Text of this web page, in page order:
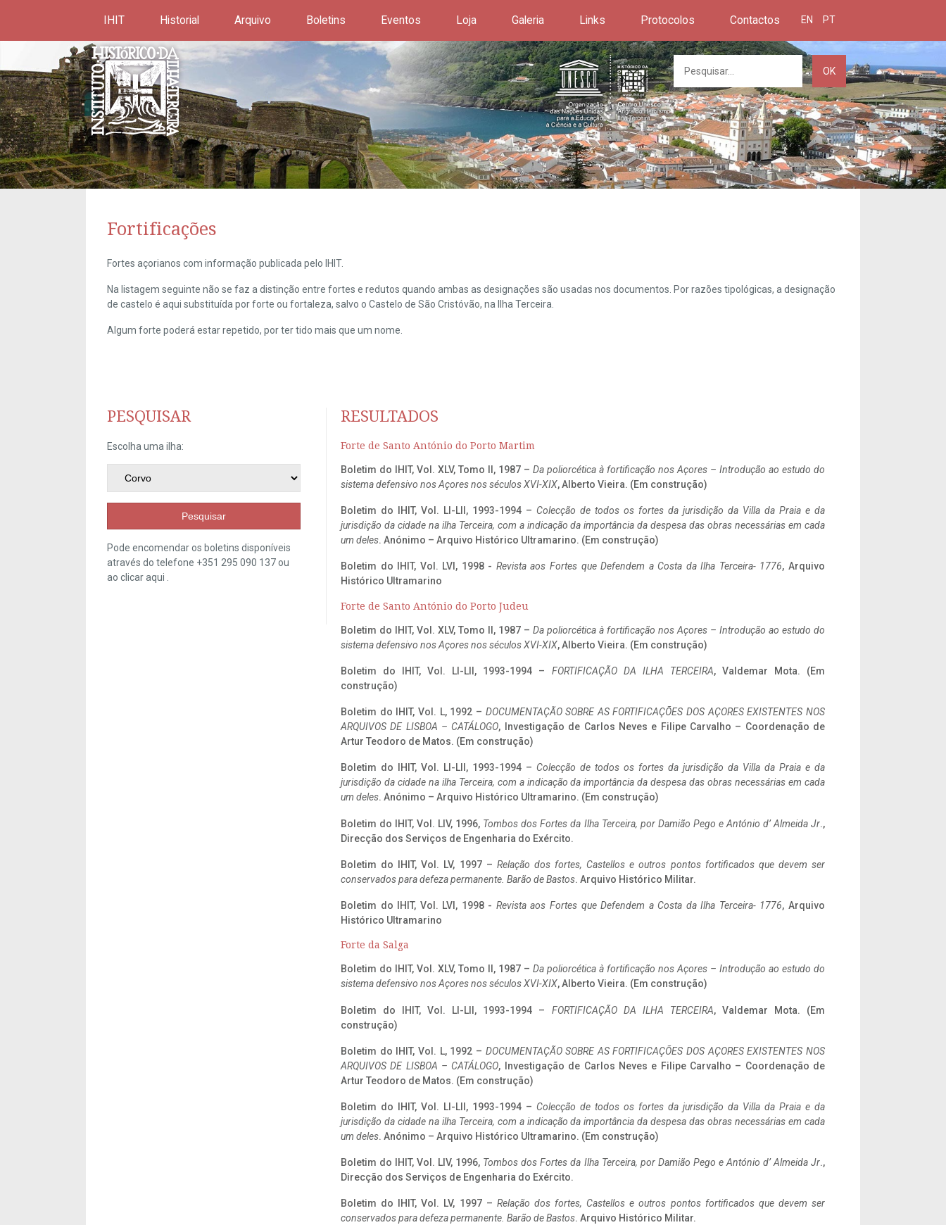
IHIT Historial Arquivo Boletins Eventos Loja Galeria Links Protocolos Contactos EN PT
OK
Fortificações
Fortes açorianos com informação publicada pelo IHIT.
Na listagem seguinte não se faz a distinção entre fortes e redutos quando ambas as designações são usadas nos documentos. Por razões tipológicas, a designação
de castelo é aqui substituída por forte ou fortaleza, salvo o Castelo de São Cristóvão, na Ilha Terceira.
Algum forte poderá estar repetido, por ter tido mais que um nome.
PESQUISAR
Escolha uma ilha:
Pesquisar
Pode encomendar os boletins disponíveis
através do telefone +351 295 090 137 ou
ao clicaraqui
RESULTADOS
Forte de Santo António do Porto Martim
Boletim do IHIT, Vol. XLV, Tomo II, 1987 – Da poliorcética à fortificação nos Açores – Introdução ao estudo do
sistema defensivo nos Açores nos séculos XVI-XIX, Alberto Vieira. (Em construção)
Boletim do IHIT, Vol. LI-LII, 1993-1994 – Colecção de todos os fortes da jurisdição da Villa da Praia e da
jurisdição da cidade na ilha Terceira, com a indicação da importância da despesa das obras necessárias em cada
um deles. Anónimo – Arquivo Histórico Ultramarino. (Em construção)
Boletim do IHIT, Vol. LVI, 1998 - Revista aos Fortes que Defendem a Costa da Ilha Terceira- 1776, Arquivo
Histórico Ultramarino
Forte de Santo António do Porto Judeu
Boletim do IHIT, Vol. XLV, Tomo II, 1987 – Da poliorcética à fortificação nos Açores – Introdução ao estudo do
sistema defensivo nos Açores nos séculos XVI-XIX, Alberto Vieira. (Em construção)
Boletim do IHIT, Vol. LI-LII, 1993-1994 – FORTIFICAÇÃO DA ILHA TERCEIRA, Valdemar Mota. (Em
construção)
Boletim do IHIT, Vol. L, 1992 – DOCUMENTAÇÃO SOBRE AS FORTIFICAÇÕES DOS AÇORES EXISTENTES NOS
ARQUIVOS DE LISBOA – CATÁLOGO, Investigação de Carlos Neves e Filipe Carvalho – Coordenação de
Artur Teodoro de Matos. (Em construção)
Boletim do IHIT, Vol. LI-LII, 1993-1994 – Colecção de todos os fortes da jurisdição da Villa da Praia e da
jurisdição da cidade na ilha Terceira, com a indicação da importância da despesa das obras necessárias em cada
um deles. Anónimo – Arquivo Histórico Ultramarino. (Em construção)
Boletim do IHIT, Vol. LIV, 1996, Tombos dos Fortes da Ilha Terceira, por Damião Pego e António d’ Almeida Jr.,
Direcção dos Serviços de Engenharia do Exército.
Boletim do IHIT, Vol. LV, 1997 – Relação dos fortes, Castellos e outros pontos fortificados que devem ser
conservados para defeza permanente. Barão de Bastos. Arquivo Histórico Militar.
Boletim do IHIT, Vol. LVI, 1998 - Revista aos Fortes que Defendem a Costa da Ilha Terceira- 1776, Arquivo
Histórico Ultramarino
Forte da Salga
Boletim do IHIT, Vol. XLV, Tomo II, 1987 – Da poliorcética à fortificação nos Açores – Introdução ao estudo do
sistema defensivo nos Açores nos séculos XVI-XIX, Alberto Vieira. (Em construção)
Boletim do IHIT, Vol. LI-LII, 1993-1994 – FORTIFICAÇÃO DA ILHA TERCEIRA, Valdemar Mota. (Em
construção)
Boletim do IHIT, Vol. L, 1992 – DOCUMENTAÇÃO SOBRE AS FORTIFICAÇÕES DOS AÇORES EXISTENTES NOS
ARQUIVOS DE LISBOA – CATÁLOGO, Investigação de Carlos Neves e Filipe Carvalho – Coordenação de
Artur Teodoro de Matos. (Em construção)
Boletim do IHIT, Vol. LI-LII, 1993-1994 – Colecção de todos os fortes da jurisdição da Villa da Praia e da
jurisdição da cidade na ilha Terceira, com a indicação da importância da despesa das obras necessárias em cada
um deles. Anónimo – Arquivo Histórico Ultramarino. (Em construção)
Boletim do IHIT, Vol. LIV, 1996, Tombos dos Fortes da Ilha Terceira, por Damião Pego e António d’ Almeida Jr.,
Direcção dos Serviços de Engenharia do Exército.
Boletim do IHIT, Vol. LV, 1997 – Relação dos fortes, Castellos e outros pontos fortificados que devem ser
conservados para defeza permanente. Barão de Bastos. Arquivo Histórico Militar.